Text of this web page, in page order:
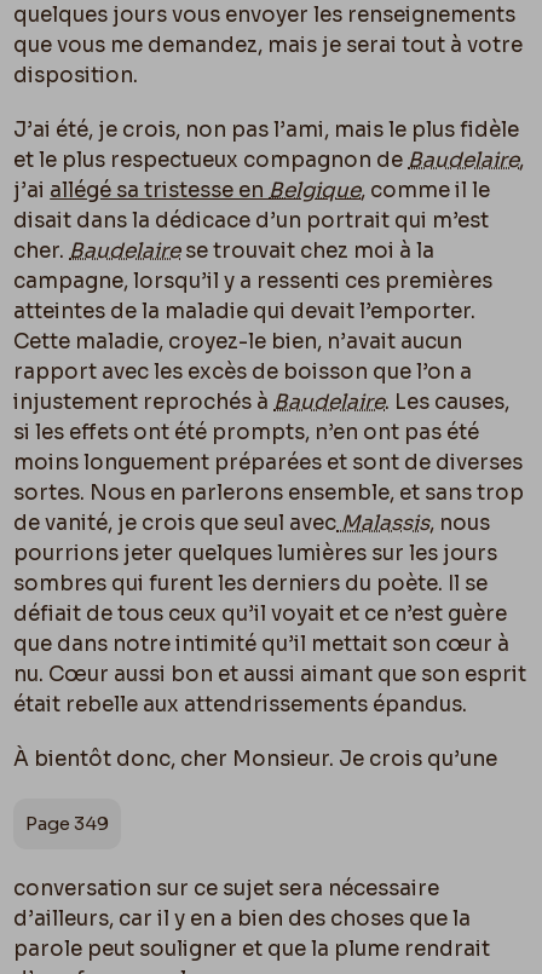
quelques jours vous envoyer les renseignements
que vous me demandez, mais je serai tout à votre
disposition.
J’ai été, je crois, non pas l’ami, mais le plus fidèle
et le plus respectueux compagnon de Baudelaire,
j’ai allégé sa tristesse en Belgique, comme il le
disait dans la dédicace d’un portrait qui m’est
cher. Baudelairese trouvait chez moi à la
campagne, lorsqu’il y a ressenti ces premières
atteintes de la maladie qui devait l’emporter.
Cette maladie, croyez-le bien, n’avait aucun
rapport avec les excès de boisson que l’on a
injustement reprochés à Baudelaire. Les causes,
si les effets ont été prompts, n’en ont pas été
moins longuement préparées et sont de diverses
sortes. Nous en parlerons ensemble, et sans trop
de vanité, je crois que seul avec Malassis, nous
pourrions jeter quelques lumières sur les jours
sombres qui furent les derniers du poète. Il se
défiait de tous ceux qu’il voyait et ce n’est guère
que dans notre intimité qu’il mettait son cœur à
nu. Cœur aussi bon et aussi aimant que son esprit
était rebelle aux attendrissements épandus.
À bientôt donc, cher Monsieur. Je crois qu’une
Page 349
conversation sur ce sujet sera nécessaire
d’ailleurs, car il y en a bien des choses que la
parole peut souligner et que la plume rendrait